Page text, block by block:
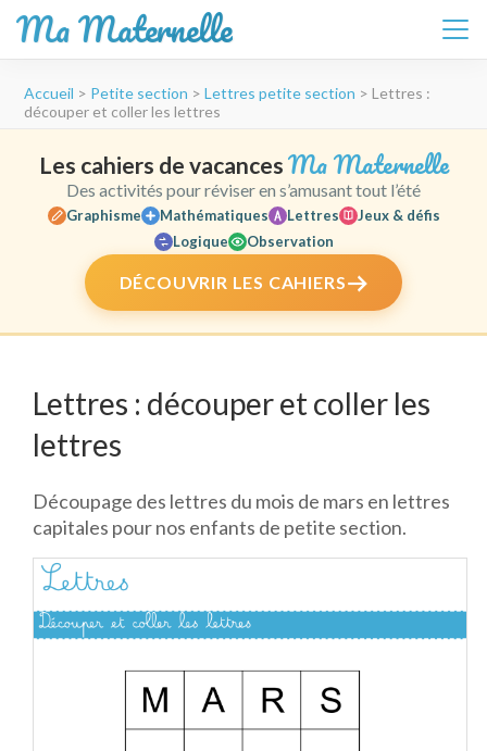
Ma Maternelle
contenu
Entrée)
Accueil > Petite section > Lettres petite section > Lettres :
découper et coller les lettres
Les cahiers de vacances Ma Maternelle
Des activités pour réviser en s’amusant tout l’été
Graphisme Mathématiques Lettres
Jeux & défis
Logique
Observation
DÉCOUVRIR LES CAHIERS
Lettres : découper et coller les
lettres
Découpage des lettres du mois de mars en lettres
capitales pour nos enfants de petite section.